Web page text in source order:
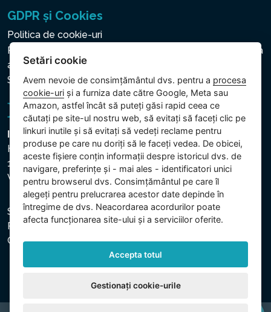
GDPR și Cookies
Politica de cookie-uri
Politica privind protecția datelor cu caracter personal și a
altor date prelucrate
Setări cookie
Intex Trading, s.r.o.
Hradecká 2526/3
130 00 Praha 3
Vinohrady - Česká republika
Societatea este înregistrată la Tribunalul Municipal din
Praga, secția C, dosar 74759. CUI: 26150808, CIF:
CZ26150808.
Setări cookie
Avem nevoie de consimțământul dvs. pentru a procesa
cookie-uri și a furniza date către Google, Meta sau
Amazon, astfel încât să puteți găsi rapid ceea ce
căutați pe site-ul nostru web, să evitați să faceți clic pe
linkuri inutile și să evitați să vedeți reclame pentru
produse pe care nu doriți să le faceți vedea. De obicei,
aceste fișiere conțin informații despre istoricul dvs. de
navigare, preferințe și - mai ales - identificatori unici
pentru browserul dvs. Consimțământul pe care îl
alegeți pentru prelucrarea acestor date depinde în
întregime de dvs. Neacordarea acordurilor poate
afecta funcționarea site-ului și a serviciilor oferite.
Accepta totul
Gestionați cookie-urile